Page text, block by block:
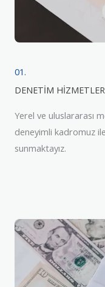
01.
DENETİM
Yerel ve uluslararası
deneyimli kadromuz
sunmaktayız.